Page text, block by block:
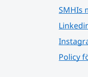
SMHIs
Policy